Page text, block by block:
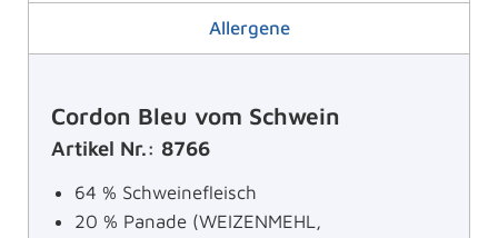
Allergene
Cordon Bleu vom Schwein
Artikel Nr.: 8766
64 % Schweinefleisch
20 % Panade (WEIZENMEHL,